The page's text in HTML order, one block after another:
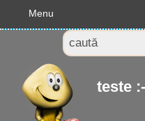
Menu
teste